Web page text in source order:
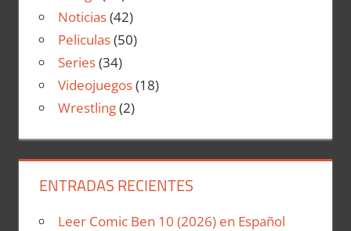
Noticias(42)
Peliculas(50)
Series(34)
Videojuegos(18)
Wrestling(2)
ENTRADAS RECIENTES
Leer Comic Ben 10 (2026) en Español